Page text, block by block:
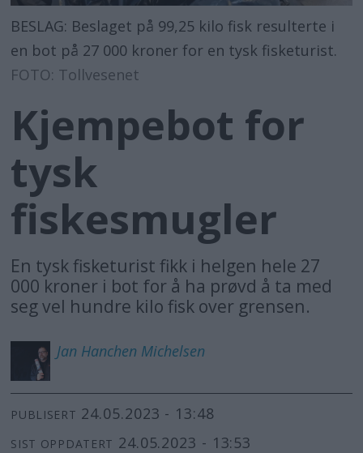
BESLAG: Beslaget på 99,25 kilo fisk resulterte i
en bot på 27 000 kroner for en tysk fisketurist.
FOTO: Tollvesenet
Kjempebot for
tysk
fiskesmugler
En tysk fisketurist fikk i helgen hele 27
000 kroner i bot for å ha prøvd å ta med
seg vel hundre kilo fisk over grensen.
Jan Hanchen Michelsen
PUBLISERT 24.05.2023 - 13:48
SIST OPPDATERT 24.05.2023 - 13:53